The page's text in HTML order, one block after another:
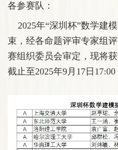
各参赛队：
2025年“深圳杯”数学建
束，经各命题评审专家组
赛组织委员会审定，现将
截止至2025年9月17日17:00